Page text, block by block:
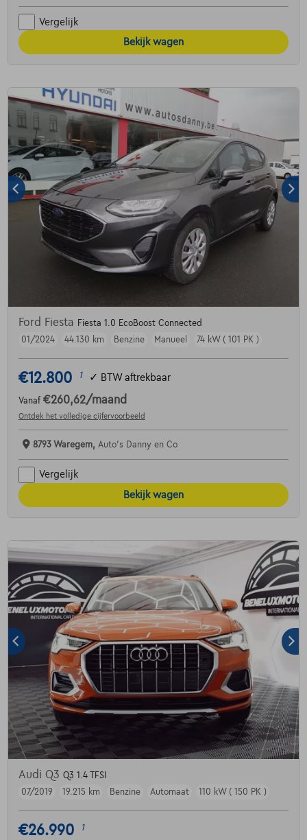
Vergelijk
Bekijk wagen
Ford Fiesta Fiesta 1.0 EcoBoost Connected
01/2024
44.130 km Benzine Manueel 74 kW ( 101 PK )
€12.800 1 ✓ BTW aftrekbaar
Vanaf €260,62/maand
Ontdek het volledige cijfervoorbeeld
8793 Waregem, Auto's Danny en Co
Vergelijk
Bekijk wagen
Audi Q3 Q3 1.4 TFSI
07/2019
19.215 km Benzine Automaat 110 kW ( 150 PK )
€26.990 1